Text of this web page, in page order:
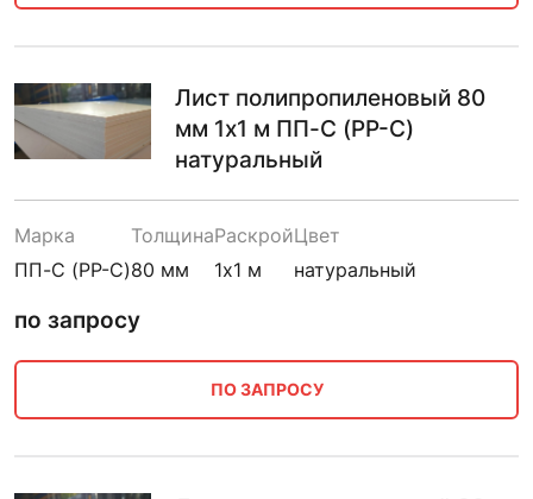
Лист полипропиленовый 80
мм 1х1 м ПП-С (PP-C)
натуральный
Марка
ПП-С (PP-C)
Толщина
80 мм
Раскрой
1х1 м
Цвет
натуральный
по запросу
ПО ЗАПРОСУ